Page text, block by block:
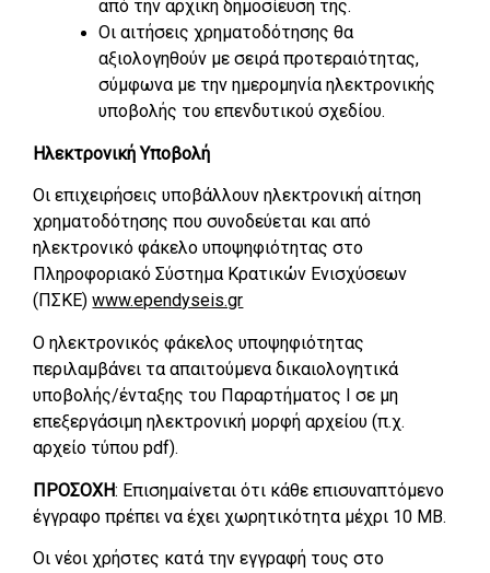
από την αρχική δημοσίευσή της.
Οι αιτήσεις χρηματοδότησης θα
αξιολογηθούν με σειρά προτεραιότητας,
σύμφωνα με την ημερομηνία ηλεκτρονικής
υποβολής του επενδυτικού σχεδίου.
Ηλεκτρονική Υποβολή
Οι επιχειρήσεις υποβάλλουν ηλεκτρονική αίτηση
χρηματοδότησης που συνοδεύεται και από
ηλεκτρονικό φάκελο υποψηφιότητας στο
Πληροφοριακό Σύστημα Κρατικών Ενισχύσεων
(ΠΣΚΕ)www.ependyseis.gr
Ο ηλεκτρονικός φάκελος υποψηφιότητας
περιλαμβάνει τα απαιτούμενα δικαιολογητικά
υποβολής/ένταξης του Παραρτήματος Ι σε μη
επεξεργάσιμη ηλεκτρονική μορφή αρχείου (π.χ.
αρχείο τύπου pdf).
ΠΡΟΣΟΧΗ: Επισημαίνεται ότι κάθε επισυναπτόμενο
έγγραφο πρέπει να έχει χωρητικότητα μέχρι 10 ΜB.
Οι νέοι χρήστες κατά την εγγραφή τους στο